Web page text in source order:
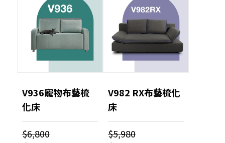
V936寵物布藝梳
化床
$6,800
V982 RX布藝梳化
床
$5,980